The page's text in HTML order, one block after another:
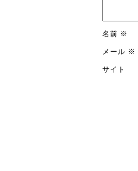
名前 ※
メール ※
サイト